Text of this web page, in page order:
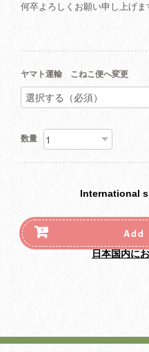
何卒よろしくお願い申し上げま
ヤマト運輸 こねこ便へ変更
数量
International
Add
日本国内に